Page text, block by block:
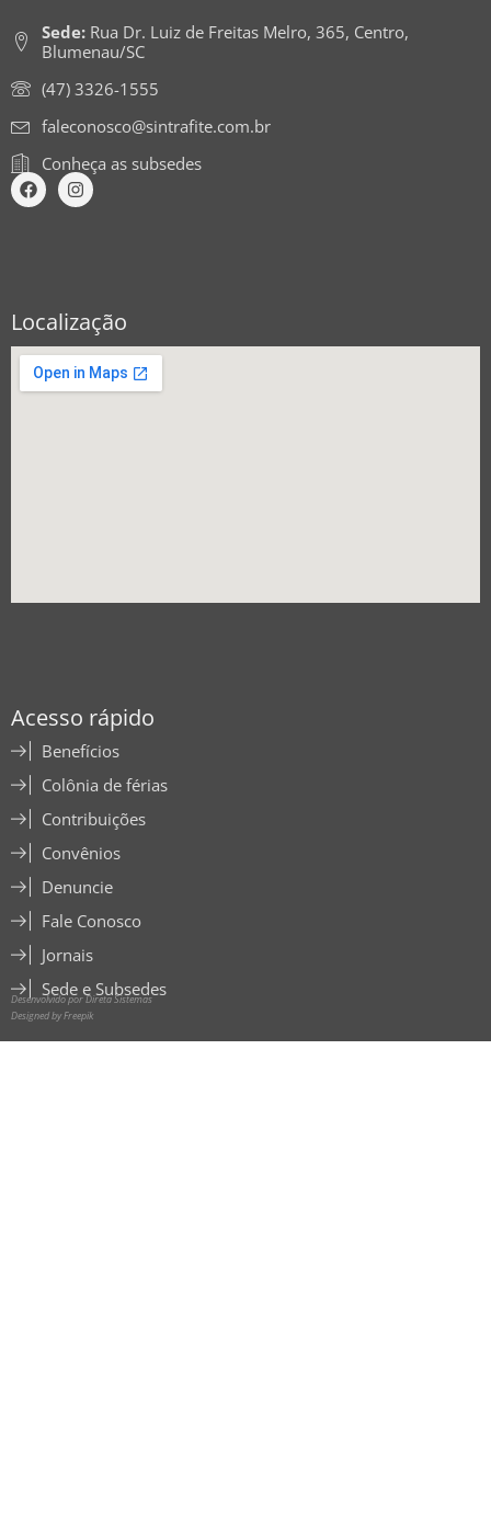
Sede:Rua Dr. Luiz de Freitas Melro, 365, Centro,
Blumenau/SC
(47) 3326-1555
faleconosco@sintrafite.com.br
Conheça as subsedes
Localização
Acesso rápido
Benefícios
Colônia de férias
Contribuições
Convênios
Denuncie
Fale Conosco
Jornais
Sede e Subsedes
Desenvolvido por Direta Sistemas
Designed by Freepik